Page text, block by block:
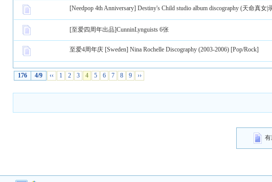
[Needpop 4th Anniversary] Destiny's Child studio album discography (天命真女|
[至爱四周年出品]CunninLynguists 6张
至爱4周年庆 [Sweden] Nina Rochelle Discography (2003-2006) [Pop/Rock]
176 4/9 ‹‹ 1 2 3 4 5 6 7 8 9 ››
有